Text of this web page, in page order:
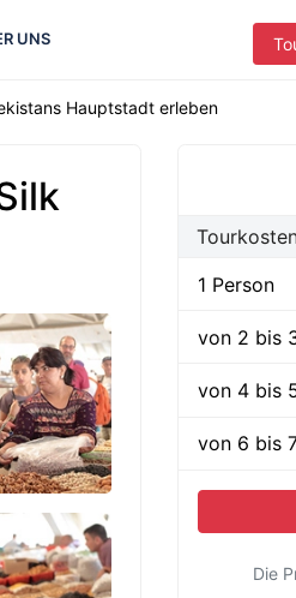
UNS
Hauptstadt erleben
1 Person
von 2 bis
von 4 bis
von 6 bis
Die